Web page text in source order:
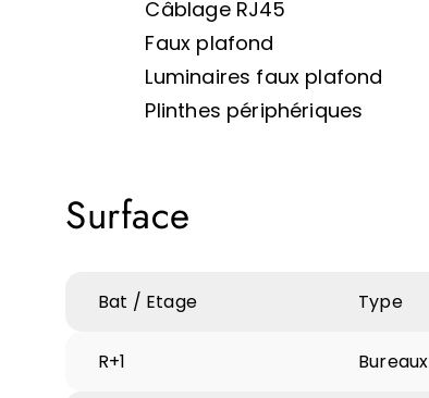
Câblage RJ45
Faux plafond
Luminaires faux plafond
Plinthes périphériques
Surface
Bat / Etage Type
R+1 Bureaux